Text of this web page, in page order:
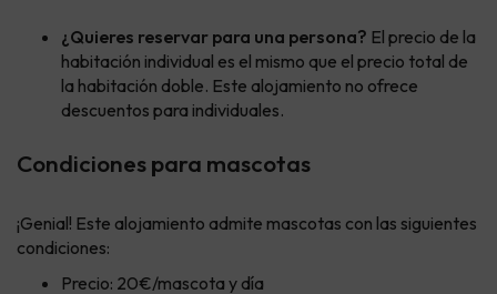
¿Quieres reservar para una persona? El precio de la
habitación individual es el mismo que el precio total de
la habitación doble. Este alojamiento no ofrece
descuentos para individuales.
Condiciones para mascotas
¡Genial! Este alojamiento admite mascotas con las siguientes
condiciones:
Precio: 20€/mascota y día